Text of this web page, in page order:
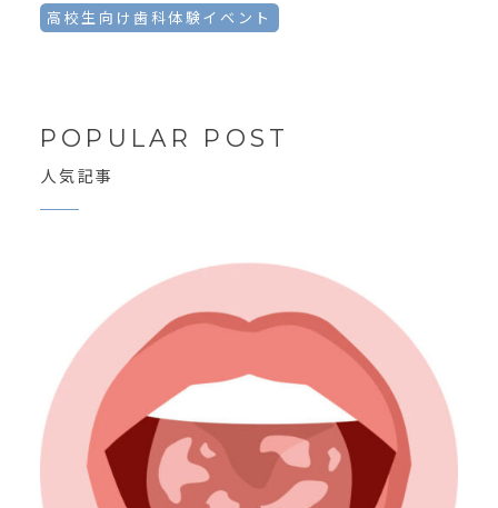
高校生向け歯科体験イベント
POPULAR POST
人気記事